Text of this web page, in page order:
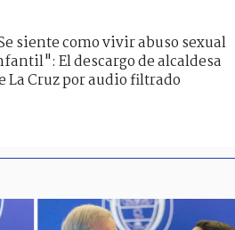
siente como vivir abuso sexual
El descargo de alcaldesa
La Cruz por audio filtrado